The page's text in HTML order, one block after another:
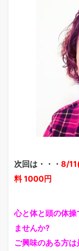
次回は・・・ 8/
料 1000円
心と体と頭の体
ませんか?
ご興味のある方